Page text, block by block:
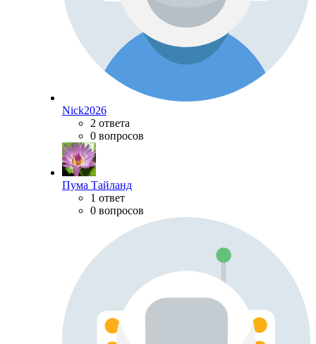
Nick2026
2 ответа
0 вопросов
Пума Тайланд
1 ответ
0 вопросов